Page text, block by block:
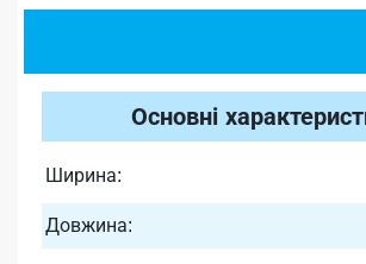
Основні
Ширина:
Довжина: